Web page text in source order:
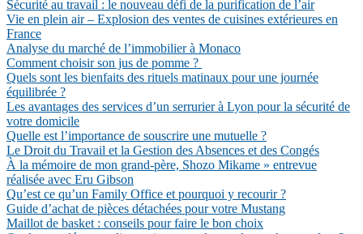
Sécurité au travail : le nouveau défi de la purification de l’air
Vie en plein air – Explosion des ventes de cuisines extérieures en
France
Analyse du marché de l’immobilier à Monaco
Comment choisir son jus de pomme ?
Quels sont les bienfaits des rituels matinaux pour une journée
équilibrée ?
Les avantages des services d’un serrurier à Lyon pour la sécurité de
votre domicile
Quelle est l’importance de souscrire une mutuelle ?
Le Droit du Travail et la Gestion des Absences et des Congés
À la mémoire de mon grand-père, Shozo Mikame » entrevue
réalisée avec Eru Gibson
Qu’est ce qu’un Family Office et pourquoi y recourir ?
Guide d’achat de pièces détachées pour votre Mustang
Maillot de basket : conseils pour faire le bon choix